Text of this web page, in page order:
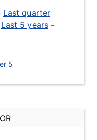
Last quarter
Last 5 years -
5